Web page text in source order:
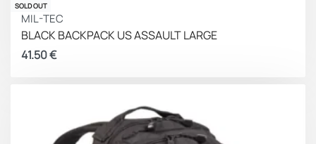
SOLD OUT
MIL-TEC
BLACK BACKPACK US ASSAULT LARGE
41.50€